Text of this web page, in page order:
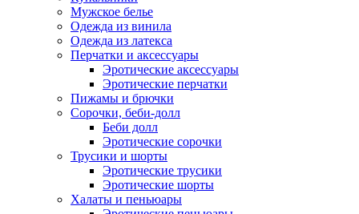
Мужское белье
Одежда из винила
Одежда из латекса
Перчатки и аксессуары
Эротические аксессуары
Эротические перчатки
Пижамы и брючки
Сорочки, беби-долл
Беби долл
Эротические сорочки
Трусики и шорты
Эротические трусики
Эротические шорты
Халаты и пеньюары